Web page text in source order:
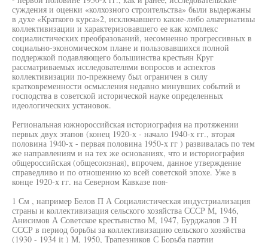
суждения и оценки «колхозного строительства» были выдержаны
в духе «Краткого курса»2, исключавшего какие-либо альтернативы
коллективизации и характеризовавшего ее как комплекс
социалистических преобразований, несомненно прогрессивных в
социально-экономическом плане и пользовавшихся полной
поддержкой подавляющего большинства крестьян Круг
рассматриваемых исследователями вопросов и аспектов
коллективизации по-прежнему был ограничен в силу
кратковременности осмысления недавно минувших событий и
господства в советской исторической науке определенных
идеологических установок.
Региональная южнороссийская историография на протяжении
первых двух этапов (конец 1920-х - начало 1940-х гг., вторая
половина 1940-х - первая половина 1950-х гг ) развивалась по тем
же направлениям и на тех же основаниях, что и историография
общероссийская (общесоюзная), впрочем, данное утверждение
справедливо и по отношению ко всей советской эпохе. Уже в
конце 1920-х гг. на Северном Кавказе поя-
1 См , например Белов П А Социалистическая индустриализация
страны и коллективизация сельского хозяйства СССР М, 1946,
Анисимов А Советское крестьянство М, 1947, Бурджалов Э Н
СССР в период борьбы за коллективизацию сельского хозяйства
(1930 - 1934 it ) М, 1950, Трапезников С Борьба партии